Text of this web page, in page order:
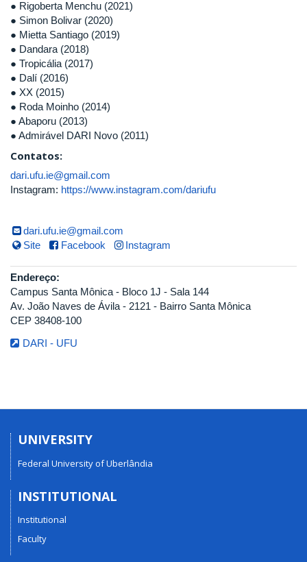
● Rigoberta Menchu (2021)
● Simon Bolivar (2020)
● Mietta Santiago (2019)
● Dandara (2018)
● Tropicália (2017)
● Dalí (2016)
● XX (2015)
● Roda Moinho (2014)
● Abaporu (2013)
● Admirável DARI Novo (2011)
Contatos:
dari.ufu.ie@gmail.com
Instagram: https://www.instagram.com/dariufu
dari.ufu.ie@gmail.com
Site
Facebook Instagram
Endereço:
Campus Santa Mônica - Bloco 1J - Sala 144
Av. João Naves de Ávila - 2121 - Bairro Santa Mônica
CEP 38408-100
DARI - UFU
UNIVERSITY
Federal University of Uberlândia
INSTITUTIONAL
Institutional
Faculty